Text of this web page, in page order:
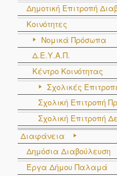
Δημοτική Επιτροπή
Κοινότητες
Νομικά Πρόσωπα
Δ.Ε.Υ.Α.Π.
Κέντρο Κοινότητας
Σχολικές
Σχολική Επιτροπή
Σχολική Επιτροπή
Διαφάνεια
Δημόσια Διαβούλευση
Έργα Δήμου Παλαμά